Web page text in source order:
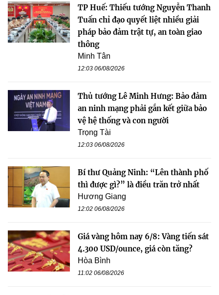
TP Huế: Thiếu tướng Nguyễn Thanh
Tuấn chỉ đạo quyết liệt nhiều giải
pháp bảo đảm trật tự, an toàn giao
thông
Minh Tân
12:03 06/08/2026
Thủ tướng Lê Minh Hưng: Bảo đảm
an ninh mạng phải gắn kết giữa bảo
vệ hệ thống và con người
Trọng Tài
12:03 06/08/2026
Bí thư Quảng Ninh: “Lên thành phố
thì được gì?” là điều trăn trở nhất
Hương Giang
12:02 06/08/2026
Giá vàng hôm nay 6/8: Vàng tiến sát
4.300 USD/ounce, giá còn tăng?
Hòa Bình
11:02 06/08/2026